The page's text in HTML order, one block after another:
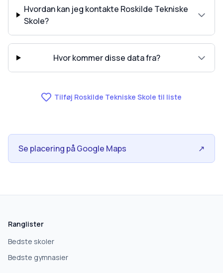
Hvordan kan jeg kontakte Roskilde Tekniske
Skole?
Hvor kommer disse data fra?
Tilføj Roskilde Tekniske Skole til liste
Se placering på Google Maps ↗
Ranglister
Bedste skoler
Bedste gymnasier